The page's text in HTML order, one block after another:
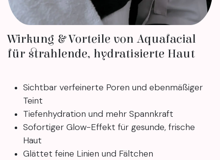
Wirkung & Vorteile von Aquafacial
für strahlende, hydratisierte Haut
Sichtbar verfeinerte Poren und ebenmäßiger
Teint
Tiefenhydration und mehr Spannkraft
Sofortiger Glow-Effekt für gesunde, frische
Haut
Glättet feine Linien und Fältchen